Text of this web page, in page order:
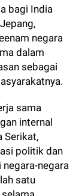
bagi India
negara
dalam
sebagai
sama
internal
Serikat,
politik dan
negara
satu